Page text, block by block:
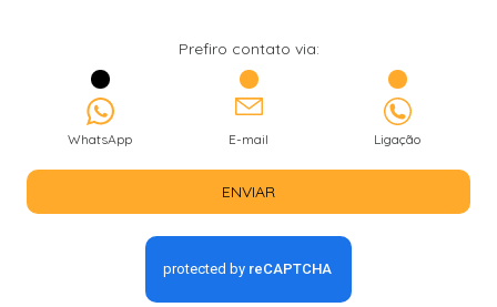
Prefiro contato via:
WhatsApp E-mail Ligação
ENVIAR